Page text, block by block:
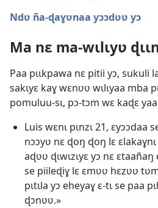
Ndʋ ña-ɖaɣʋnaa yɔɔdʋʋ yɔ
Ma nɛ ma-wɩlɩyʋ
Paa pɩɩkpawa nɛ pitii yɔ, sukuli
sakɩyɛ kaɣ wɛnʋʋ wɩlɩyaa mba
pomuluu-sɩ, pɔ-tɔm wɛ kaɖɛ
Luis wɛnɩ pɩnzɩ 21, ɛyɔɔdaa
nɔɔyʋ nɛ ɖoŋ ɖoŋ lɛ
aɖʋʋ ɖɩwɩzɩyɛ yɔ nɛ
se piileɖiɣ lɛ ɛmʋʋ hɛzʋʋ
pɩtɩla yɔ eheyaɣ ɛ-tɩ se paa
ɖɔnʋʋ.»